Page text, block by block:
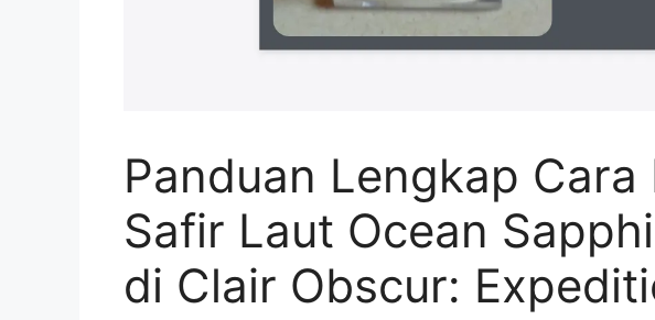
Panduan Lengkap
Safir Laut Ocean
di Clair Obscur: